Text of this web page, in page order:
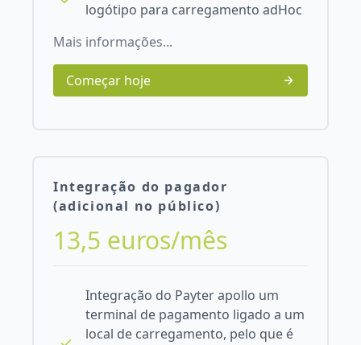
logótipo para carregamento adHoc
Mais informações...
Começar hoje
Integração do pagador
(adicional no público)
13,5 euros/mês
Integração do Payter apollo um
terminal de pagamento ligado a um
local de carregamento, pelo que é